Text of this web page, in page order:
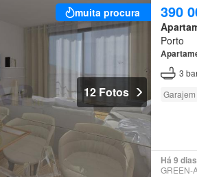
muita procura
12 Fotos
390
Porto
3
Garajem
Há 9 dias